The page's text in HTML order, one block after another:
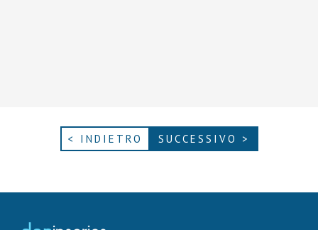
< INDIETRO SUCCESSIVO >